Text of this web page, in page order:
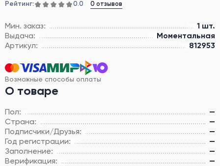
Рейтинг: 0.0 0 отзывов
Мин. заказ:
1 шт.
Выдача:
Моментальная
Артикул:
812953
Возможные способы оплаты
О товаре
Пол:
—
Страна:
—
Подписчики/Друзья:
—
Год регистрации:
—
Заполнение:
—
Верификация:
—